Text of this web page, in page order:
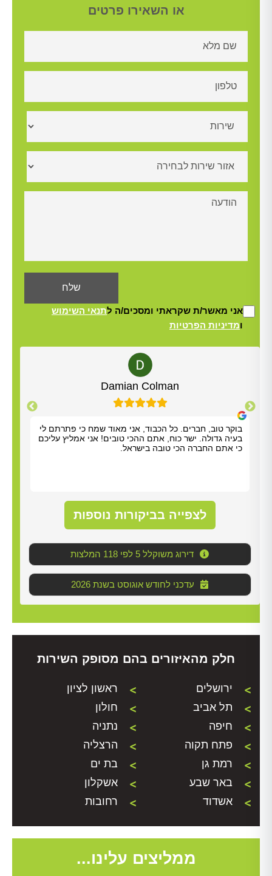
או השאירו פרטים
אני מאשר/ת שקראתי ומסכים/ה לתנאי השימוש
ומדיניות הפרטיות
לויאני. הוא
לנו הסברים
Damian Colman
בוקר טוב, חברים. כל הכבוד, אני מאוד שמח כי
בעיה גדולה. ישר כוח, אתם ההכי טובים! אני
כי אתם החברה הכי טובה בישראל.
לצפייה בביקורות נוספות
דירוג משוקלל 5 לפי 118 המלצות
2026 עדכני לחודש אוגוסט בשנת
חלק מהאיזורים בהם מסופק השירות
ירושלים
ראשון לציון
תל אביב
חולון
חיפה
נתניה
פתח תקוה
הרצליה
רמת גן
בת ים
באר שבע
אשקלון
אשדוד
רחובות
ממליצים עלינו...